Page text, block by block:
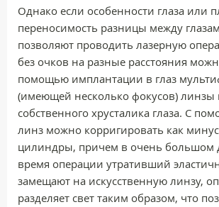
Однако если особенности глаза или
переносимость разницы между
позволяют проводить лазерную
без очков на разные расстояния
помощью имплантации в глаз
(имеющей несколько фокусов) линзы
собственного хрусталика глаза. С
линз можно корригировать как
цилиндры, причем в очень большом
время операции утративший
замещают на искусственную линзу,
разделяет свет таким образом, что